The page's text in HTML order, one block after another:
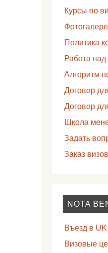
Курсы по
Политика
Работа над
Алгоритм
Договор
Договор
Школа
Задать
Заказ
NOTA
Въезд в UK
Визовые